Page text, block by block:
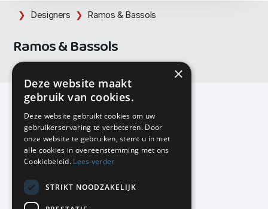
Designers Ramos & Bassols
Ramos & Bassols
KMP Kantoormeubilair
Airport Business Park
Frankfurtstraat 29-31
1175 RH Lijnden
020-617 01 26
info@kmpkantoormeubilair.nl
×
Deze website maakt
gebruik van cookies.
Deze website gebruikt cookies om uw
gebruikerservaring te verbeteren. Door
onze website te gebruiken, stemt u in met
alle cookies in overeenstemming met ons
Cookiebeleid. Lees verder
STRIKT NOODZAKELIJK